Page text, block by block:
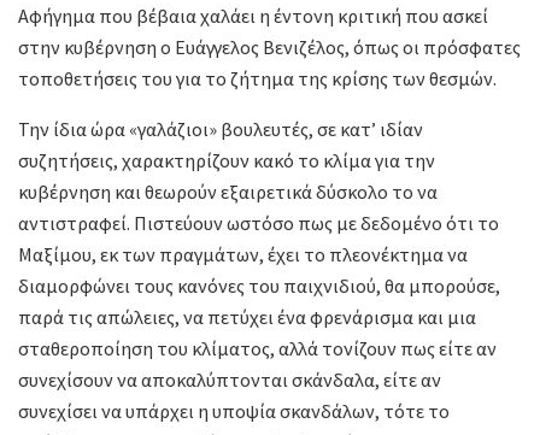
Αφήγημα που βέβαια χαλάει η έντονη κριτική που ασκεί
στην κυβέρνηση ο Ευάγγελος Βενιζέλος, όπως οι πρόσφατες
τοποθετήσεις του για το ζήτημα της κρίσης των θεσμών.
Την ίδια ώρα «γαλάζιοι» βουλευτές, σε κατ’ ιδίαν
συζητήσεις, χαρακτηρίζουν κακό το κλίμα για την
κυβέρνηση και θεωρούν εξαιρετικά δύσκολο το να
αντιστραφεί. Πιστεύουν ωστόσο πως με δεδομένο ότι το
Μαξίμου, εκ των πραγμάτων, έχει το πλεονέκτημα να
διαμορφώνει τους κανόνες του παιχνιδιού, θα μπορούσε,
παρά τις απώλειες, να πετύχει ένα φρενάρισμα και μια
σταθεροποίηση του κλίματος, αλλά τονίζουν πως είτε αν
συνεχίσουν να αποκαλύπτονται σκάνδαλα, είτε αν
συνεχίσει να υπάρχει η υποψία σκανδάλων, τότε το